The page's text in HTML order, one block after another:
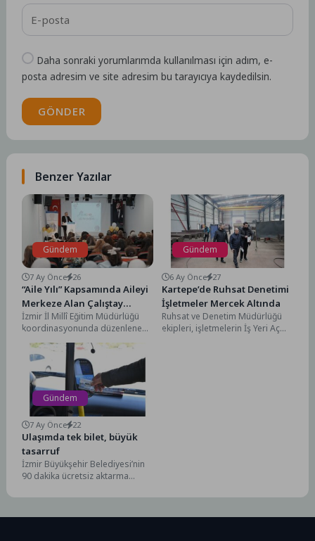
Daha sonraki yorumlarımda kullanılması için adım, e-
posta adresim ve site adresim bu tarayıcıya kaydedilsin.
GÖNDER
Benzer Yazılar
Gündem
7 Ay Önce 26
“Aile Yılı” Kapsamında Aileyi
Merkeze Alan Çalıştay
Karşıyaka’da Gerçekleştirildi
İzmir İl Millî Eğitim Müdürlüğü
koordinasyonunda düzenlenen
Aile Çalıştayı, “Bir Yıl, Bin İz;
‘AilemİZ-mir’” sloganıyla...
Gündem
6 Ay Önce 27
Kartepe’de Ruhsat Denetimi
İşletmeler Mercek Altında
Ruhsat ve Denetim Müdürlüğü
ekipleri, işletmelerin İş Yeri Açma
Gündem
7 Ay Önce 22
Ulaşımda tek bilet, büyük
tasarruf
İzmir Büyükşehir Belediyesi’nin
90 dakika ücretsiz aktarma
yolculuklarını 30 TL ile